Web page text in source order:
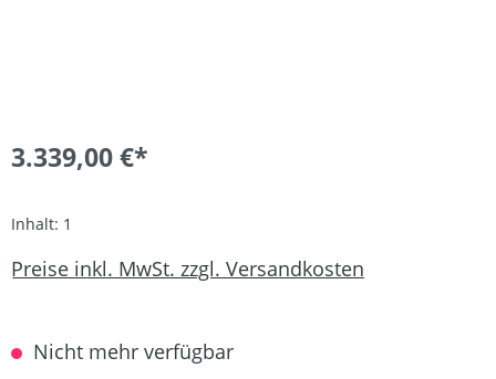
3.339,00 €*
Inhalt: 1
Preise inkl. MwSt. zzgl. Versandkosten
Nicht mehr verfügbar